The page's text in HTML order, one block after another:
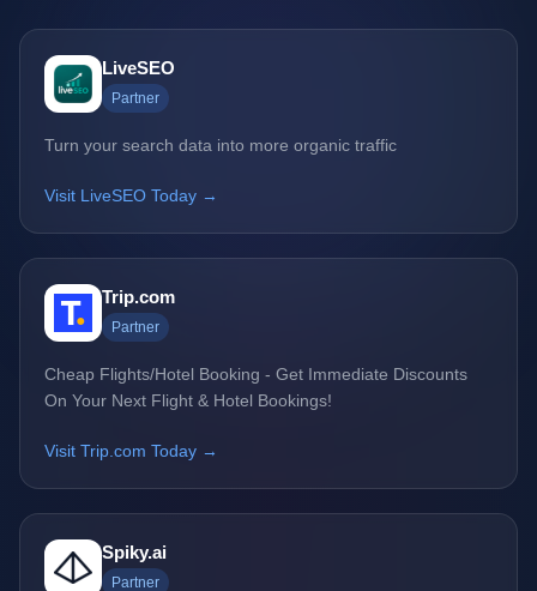
LiveSEO
Partner
Turn your search data into more organic traffic
Visit LiveSEO Today →
Trip.com
Partner
Cheap Flights/Hotel Booking - Get Immediate Discounts
On Your Next Flight & Hotel Bookings!
Visit Trip.com Today →
Spiky.ai
Partner